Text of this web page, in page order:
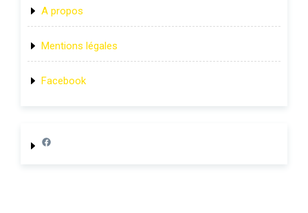
A propos
Mentions légales
Facebook
Lien page Facebook